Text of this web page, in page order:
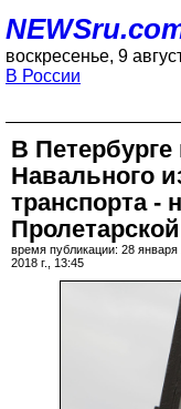
воскресенье, 9
В России
В Петербурге
Навального
транспорта -
время публикации: 28
2018 г., 13:45